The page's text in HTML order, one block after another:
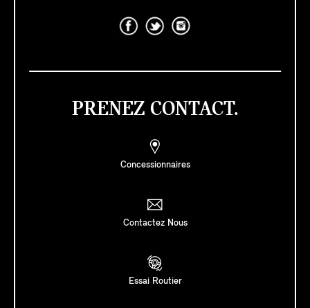
PRENEZ CONTACT.
Concessionnaires
Contactez Nous
Essai Routier